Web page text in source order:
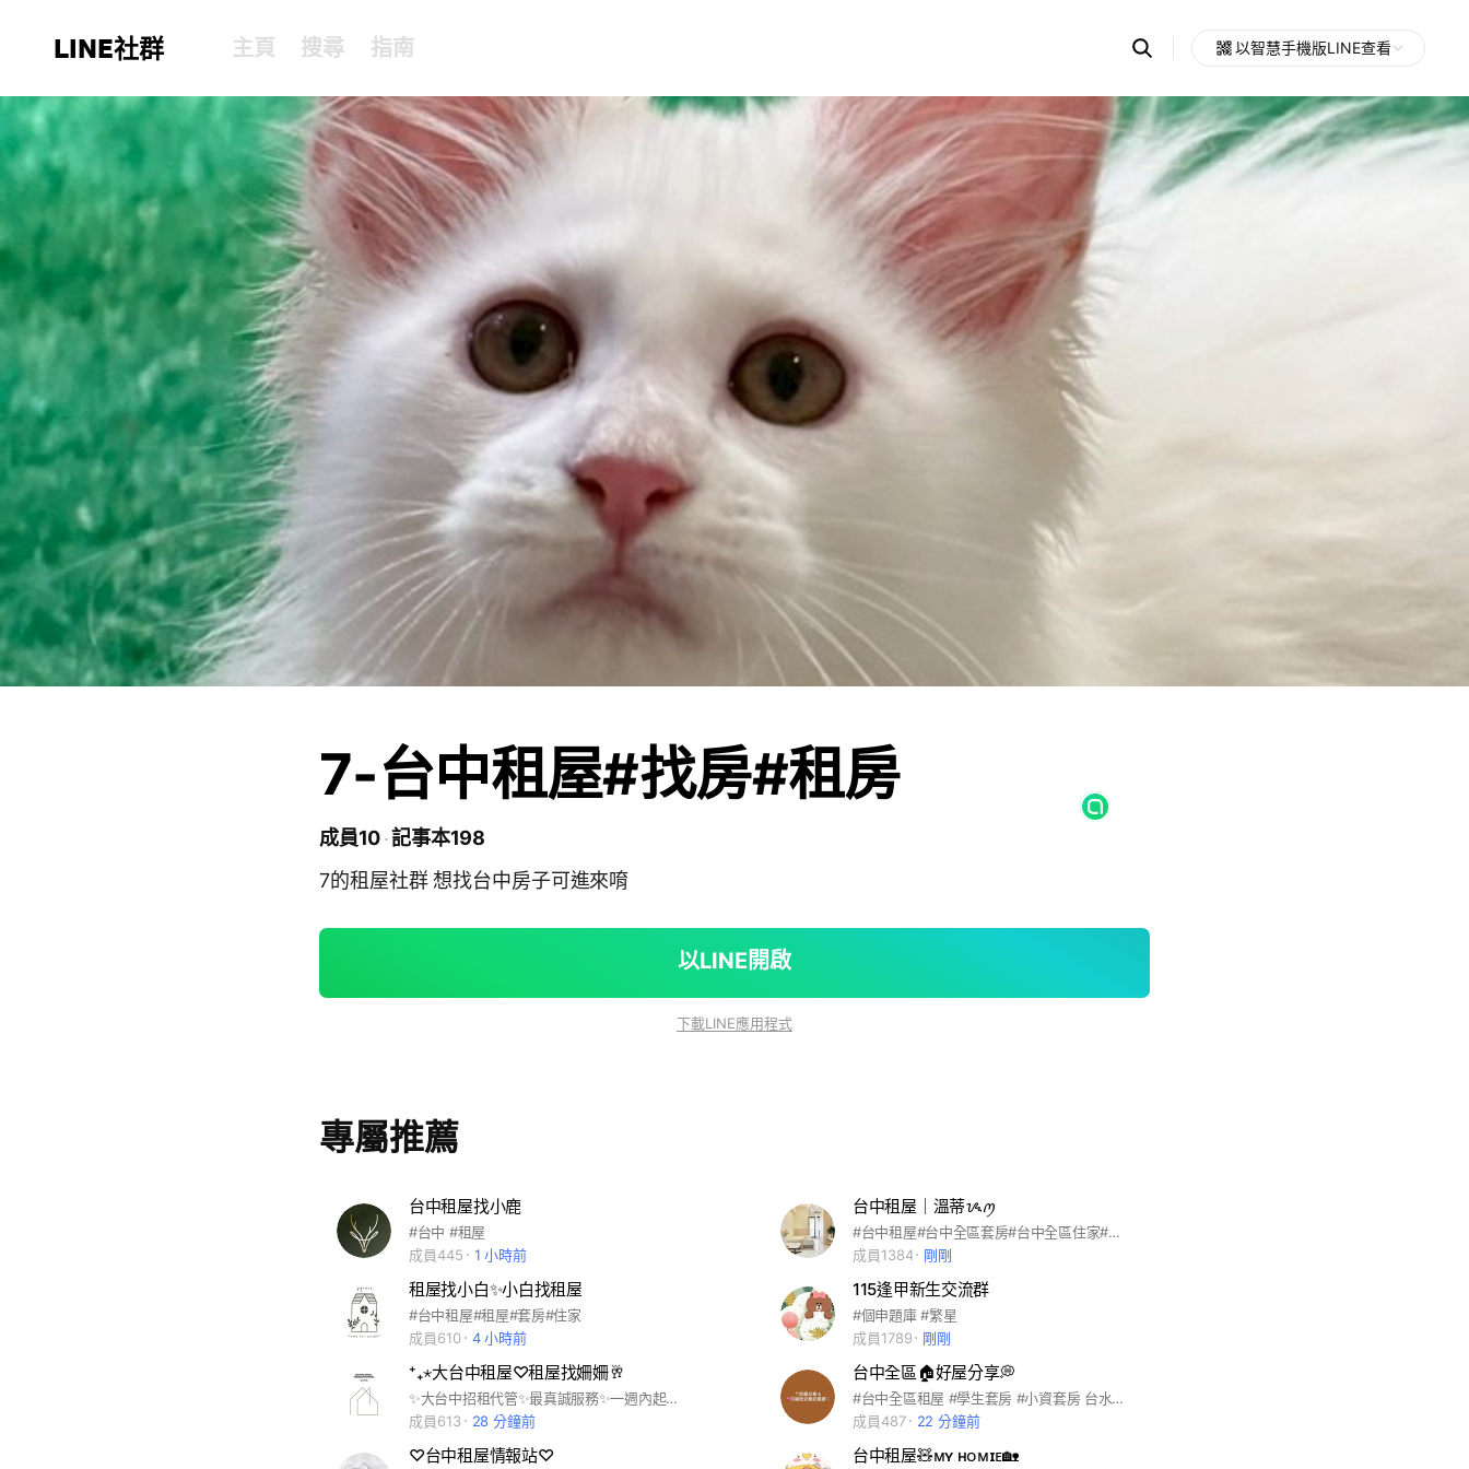
LINE社群 主頁 搜尋 指南 Search
OpenChats
messages
search
area
以智慧手機版LINE查看
7-台中租屋#找房#租房
成員10 記事本198
7的租屋社群 想找台中房子可進來唷
以LINE開啟
下載LINE應用程式
專屬推薦
台中租屋找小鹿
#台中 #租屋
成員445
1 小時前
台中租屋｜溫蒂ᝰꪑ
#台中租屋#台中全區套房#台中全區住家#西屯#北屯#南屯#西區#中區#南區#北區#東區#大里#太平#豐原#潭子#沙鹿#大雅#清水#烏日#龍井#梧棲#神岡#霧峰#大肚#東勢#台中租屋找wendy
成員1384
剛剛
租屋找小白✨小白找租屋
#台中租屋#租屋#套房#住家
成員610
4 小時前
115逢甲新生交流群
#個申題庫 #繁星
成員1789
剛剛
⁺₊⋆大台中租屋♡租屋找姍姍🥂
✨大台中招租代管✨最真誠服務✨一週內起租歡迎約看
成員613
28 分鐘前
台中全區🏠好屋分享💭
#台中全區租屋 #學生套房 #小資套房 台水電套房 #東區套房 #南區套房 #西區套房 #北區套房 #南屯區套房 #西屯區套房 #北屯區套房 #電梯套房 #爬梯套房 #可寵套房 #可貓套房 #可狗套房 #全新完工 #整棟全新
成員487
22 分鐘前
♡台中租屋情報站♡ 台中租屋🧸ᴍʏ ʜᴏᴍɪᴇ🏡